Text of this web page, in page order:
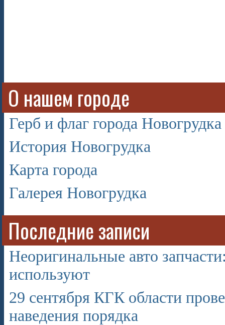
О нашем городе
Герб и флаг города Новогрудка
История Новогрудка
Карта города
Галерея Новогрудка
Последние записи
Неоригинальные авто
используют
29 сентября КГК области
наведения порядка